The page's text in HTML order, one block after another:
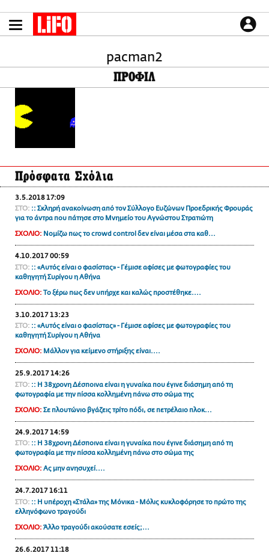
το
περιεχόμενο
LIFO SHOP
NEWSLETTER
ΜΙΚΡΟΠΡΑΓΜΑΤΑ
THE GOOD LIFO
LIFOLAND
CITY GUIDE
ΑΜΠΑ
PRINT
CULTURE
PODCASTS
pacman2
ΠΡΟΦΙΛ
Πρόσφατα Σχόλια
3.5.2018 17:09
ΣΤΟ: :: Σκληρή ανακοίνωση από τον Σύλλογο Ευζώνων Προεδρικής Φρουράς
για το άντρα που πάτησε στο Μνημείο του Αγνώστου Στρατιώτη
ΣΧΟΛΙΟ: Νομίζω πως το crowd control δεν είναι μέσα στα καθ...
4.10.2017 00:59
ΣΤΟ: :: «Αυτός είναι ο φασίστας» - Γέμισε αφίσες με φωτογραφίες του
καθηγητή Συρίγου η Αθήνα
ΣΧΟΛΙΟ: Το ξέρω πως δεν υπήρχε και καλώς προστέθηκε....
3.10.2017 13:23
ΣΤΟ: :: «Αυτός είναι ο φασίστας» - Γέμισε αφίσες με φωτογραφίες του
καθηγητή Συρίγου η Αθήνα
ΣΧΟΛΙΟ: Μάλλον για κείμενο στήριξης είναι....
25.9.2017 14:26
ΣΤΟ: :: H 38χρονη Δέσποινα είναι η γυναίκα που έγινε διάσημη από τη
φωτογραφία με την πίσσα κολλημένη πάνω στο σώμα της
ΣΧΟΛΙΟ: Σε πλουτώνιο βγάζεις τρίτο πόδι, σε πετρέλαιο πλοκ...
24.9.2017 14:59
ΣΤΟ: :: H 38χρονη Δέσποινα είναι η γυναίκα που έγινε διάσημη από τη
φωτογραφία με την πίσσα κολλημένη πάνω στο σώμα της
ΣΧΟΛΙΟ: Ας μην ανησυχεί....
24.7.2017 16:11
ΣΤΟ: :: H υπέροχη «Στάλα» της Μόνικα - Μόλις κυκλοφόρησε το πρώτο της
ελληνόφωνο τραγούδι
ΣΧΟΛΙΟ: Άλλο τραγούδι ακούσατε εσείς;...
26.6.2017 11:18